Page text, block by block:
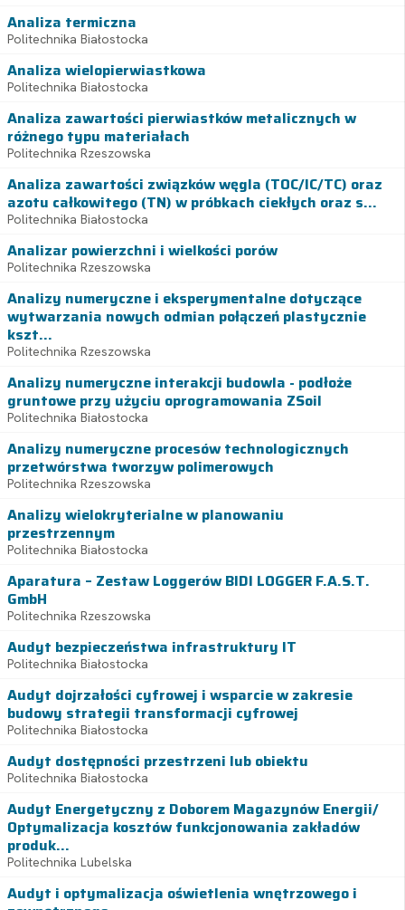
Analiza termiczna
Politechnika Białostocka
Analiza wielopierwiastkowa
Politechnika Białostocka
Analiza zawartości pierwiastków metalicznych w
różnego typu materiałach
Politechnika Rzeszowska
Analiza zawartości związków węgla (TOC/IC/TC) oraz
azotu całkowitego (TN) w próbkach ciekłych oraz s...
Politechnika Białostocka
Analizar powierzchni i wielkości porów
Politechnika Rzeszowska
Analizy numeryczne i eksperymentalne dotyczące
wytwarzania nowych odmian połączeń plastycznie
kszt...
Politechnika Rzeszowska
Analizy numeryczne interakcji budowla - podłoże
gruntowe przy użyciu oprogramowania ZSoil
Politechnika Białostocka
Analizy numeryczne procesów technologicznych
przetwórstwa tworzyw polimerowych
Politechnika Rzeszowska
Analizy wielokryterialne w planowaniu
przestrzennym
Politechnika Białostocka
Aparatura – Zestaw Loggerów BIDI LOGGER F.A.S.T.
GmbH
Politechnika Rzeszowska
Audyt bezpieczeństwa infrastruktury IT
Politechnika Białostocka
Audyt dojrzałości cyfrowej i wsparcie w zakresie
budowy strategii transformacji cyfrowej
Politechnika Białostocka
Audyt dostępności przestrzeni lub obiektu
Politechnika Białostocka
Audyt Energetyczny z Doborem Magazynów Energii/
Optymalizacja kosztów funkcjonowania zakładów
produk...
Politechnika Lubelska
Audyt i optymalizacja oświetlenia wnętrzowego i